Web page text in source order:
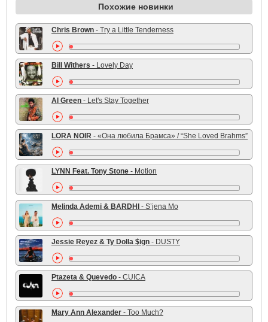
Похожие новинки
Chris Brown - Try a Little Tenderness
Bill Withers - Lovely Day
Al Green - Let's Stay Together
LORA NOIR - «Она любила Брамса» / “She Loved Brahms”
LYNN Feat. Tony Stone - Motion
Melinda Ademi & BARDHI - S’jena Mo
Jessie Reyez & Ty Dolla $ign - DUSTY
Ptazeta & Quevedo - CUICA
Mary Ann Alexander - Too Much?